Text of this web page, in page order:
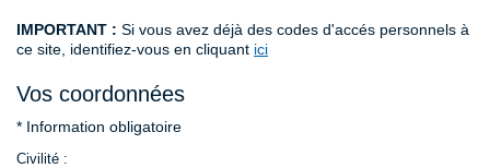
Contact
IMPORTANT : Si vous avez déjà des codes d'accés personnels à
ce site, identifiez-vous en cliquant ici
Vos coordonnées
* Information obligatoire
Civilité :